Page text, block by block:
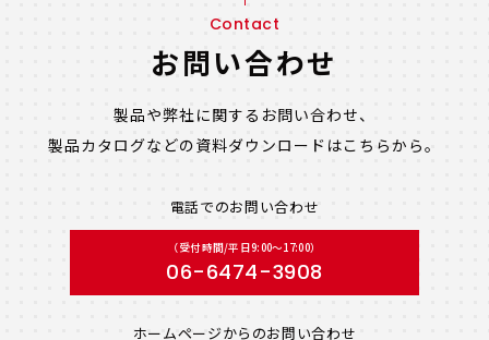
Contact
お問い合わせ
製品や弊社に関するお問い合わせ、
製品カタログなどの資料ダウンロードはこちらから。
電話でのお問い合わせ
（受付時間/平日9:00〜17:00）
06-6474-3908
ホームページからのお問い合わせ